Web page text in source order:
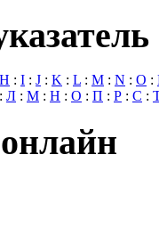
H : I : J : K : L : M : N : O :
: Л : М : Н : О : П : Р : С :